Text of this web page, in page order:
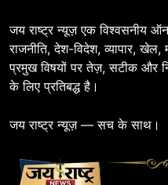
जय राष्ट्र न्यूज़ एक विश्वसनीय
राजनीति, देश-विदेश, व्यापार,
प्रमुख विषयों पर तेज़, सटीक और
के लिए प्रतिबद्ध है।
जय राष्ट्र न्यूज़ — सच के साथ।